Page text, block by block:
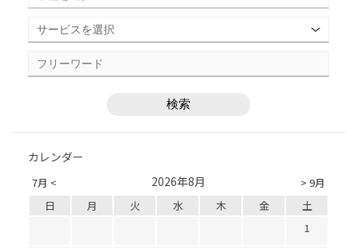
カレンダー
7月 < > 9月
2026年8月
日 月 火 水 木 金
土
1